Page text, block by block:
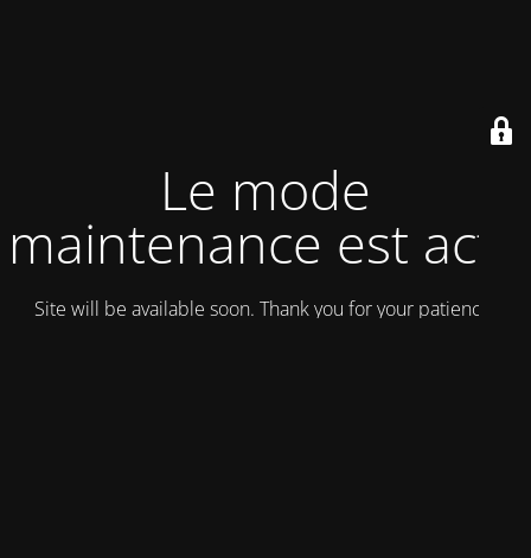
Le mode
maintenance est actif
Site will be available soon. Thank you for your patience!